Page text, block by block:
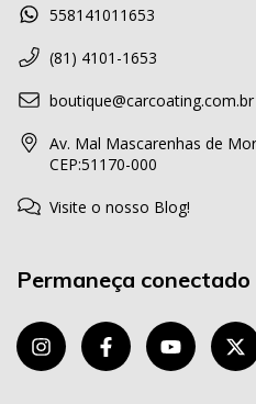
558141011653
(81) 4101-1653
boutique@carcoating.com.br
Av. Mal Mascarenhas de
CEP:51170-000
Visite o nosso Blog!
Permaneça conectado